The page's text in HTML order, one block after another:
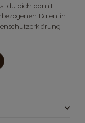
du dich damit
Daten in